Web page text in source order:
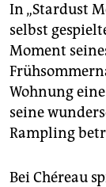
shop
fragen & hilfe
unterstützen
abo
genossenschaft
epaper login
In „Stardust
selbst
Moment
Wohnung
seine
Rampling
Bei Chéreau